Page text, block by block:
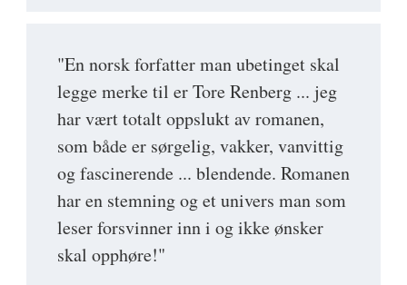
"En norsk forfatter man ubetinget skal
legge merke til er Tore Renberg ... jeg
har vært totalt oppslukt av romanen,
som både er sørgelig, vakker, vanvittig
og fascinerende ... blendende. Romanen
har en stemning og et univers man som
leser forsvinner inn i og ikke ønsker
skal opphøre!"